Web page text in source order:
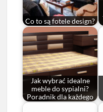
Co to są fotele design?
Jak wybrać idealne
meble do sypialni?
Poradnik dla każdego